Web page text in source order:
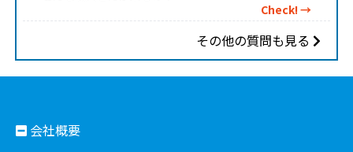
Check! →
その他の質問も見る
会社概要